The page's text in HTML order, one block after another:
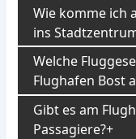
Wie komme ich
ins
Welche
Flughafen Bost
Gibt es am
Passagiere?